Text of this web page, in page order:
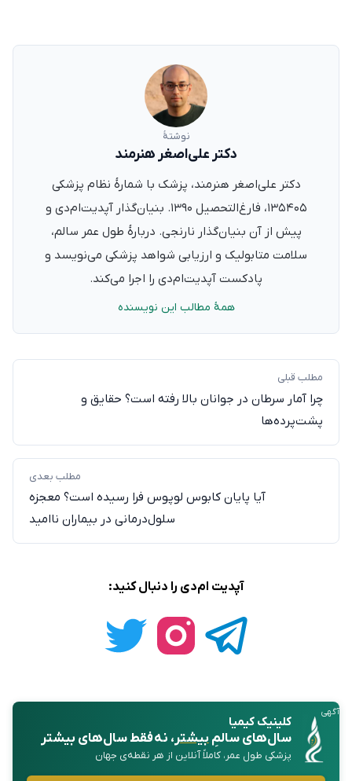
نوشتهٔ
دکتر علی‌اصغر هنرمند
دکتر علی‌اصغر هنرمند، پزشک با شمارهٔ نظام پزشکی
۱۳۵۴۰۵، فارغ‌التحصیل ۱۳۹۰. بنیان‌گذار آپدیت‌ام‌دی و
پیش از آن بنیان‌گذار نارنجی. دربارهٔ طول عمر سالم،
سلامت متابولیک و ارزیابی شواهد پزشکی می‌نویسد و
پادکست آپدیت‌ام‌دی را اجرا می‌کند.
همهٔ مطالب این نویسنده
مطلب قبلی
چرا آمار سرطان در جوانان بالا رفته است؟ حقایق و
پشت‌پرده‌ها
مطلب بعدی
آیا پایان کابوس لوپوس فرا رسیده است؟ معجزه
سلول‌درمانی در بیماران ناامید
آپدیت ام‌دی را دنبال کنید:
آگهی
کلینیک کیمیا
سال‌های سالمِبیشتر، نه فقط سال‌های بیشتر
پزشکی طول عمر، کاملاً آنلاین از هر نقطه‌ی جهان